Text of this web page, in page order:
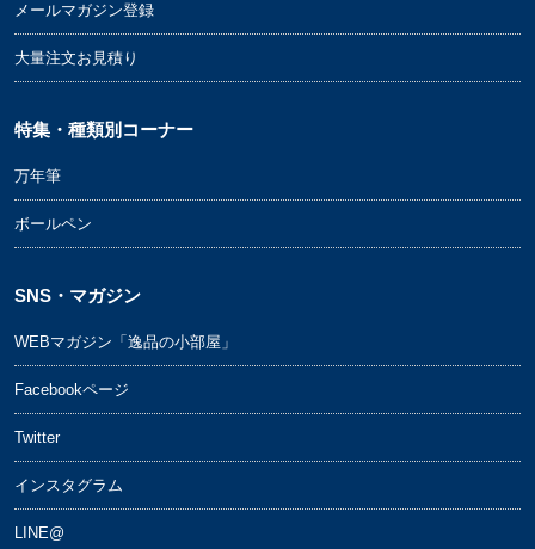
メールマガジン登録
大量注文お見積り
特集・種類別コーナー
万年筆
ボールペン
SNS・マガジン
WEBマガジン「逸品の小部屋」
Facebookページ
Twitter
インスタグラム
LINE@